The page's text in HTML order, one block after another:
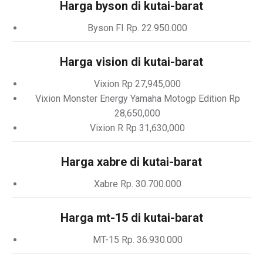
Harga byson di kutai-barat
Byson FI Rp. 22.950.000
Harga vision di kutai-barat
Vixion Rp 27,945,000
Vixion Monster Energy Yamaha Motogp Edition Rp
28,650,000
Vixion R Rp 31,630,000
Harga xabre di kutai-barat
Xabre Rp. 30.700.000
Harga mt-15 di kutai-barat
MT-15 Rp. 36.930.000